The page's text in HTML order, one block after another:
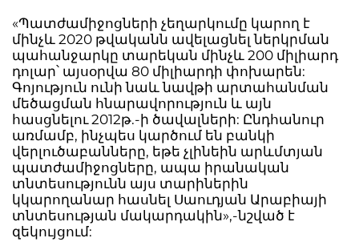
«Պատժամիջոցների չեղարկումը կարող է
մինչև 2020 թվականն ավելացնել ներկրման
պահանջարկը տարեկան մինչև 200 միլիարդ
դոլար՝ այսօրվա 80 միլիարդի փոխարեն:
Գոյություն ունի նաև նավթի արտահանման
մեծացման հնարավորություն և այն
հասցնելու 2012թ.-ի ծավալների: Ընդհանուր
առմամբ, ինչպես կարծում են բանկի
վերլուծաբանները, եթե չլինեին արևմտյան
պատժամիջոցները, ապա իրանական
տնտեսությունն այս տարիներին
կկարողանար հասնել Սաուդյան Արաբիայի
տնտեսության մակարդակին»,-նշված է
զեկույցում: